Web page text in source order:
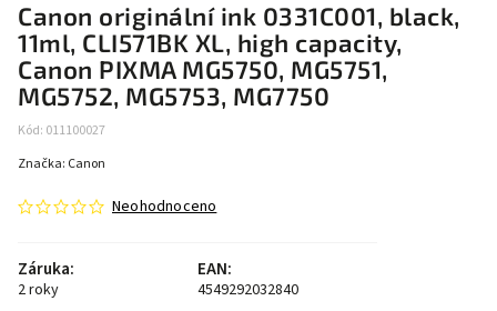
Canon originální ink 0331C001, black,
11ml, CLI571BK XL, high capacity,
Canon PIXMA MG5750, MG5751,
MG5752, MG5753, MG7750
Kód: 011100027
Neohodnoceno
Záruka:
2 roky
EAN:
4549292032840
Značka: Canon